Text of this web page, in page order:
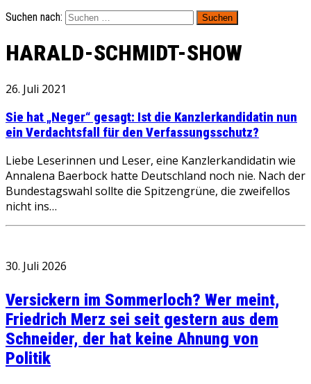
Suchen nach:
HARALD-SCHMIDT-SHOW
26. Juli 2021
Sie hat „Neger“ gesagt: Ist die Kanzlerkandidatin nun
ein Verdachtsfall für den Verfassungsschutz?
Liebe Leserinnen und Leser, eine Kanzlerkandidatin wie
Annalena Baerbock hatte Deutschland noch nie. Nach der
Bundestagswahl sollte die Spitzengrüne, die zweifellos
nicht ins…
30. Juli 2026
Versickern im Sommerloch? Wer meint,
Friedrich Merz sei seit gestern aus dem
Schneider, der hat keine Ahnung von
Politik